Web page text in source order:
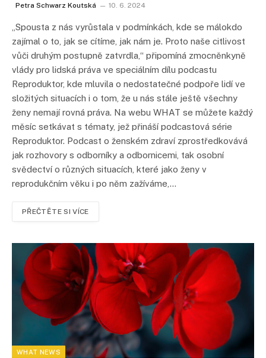
Petra Schwarz Koutská 10. 6. 2024
„Spousta z nás vyrůstala v podmínkách, kde se málokdo
zajímal o to, jak se cítíme, jak nám je. Proto naše citlivost
vůči druhým postupně zatvrdla,“ připomíná zmocněnkyně
vlády pro lidská práva ve speciálním dílu podcastu
Reproduktor, kde mluvila o nedostatečné podpoře lidí ve
složitých situacích i o tom, že u nás stále ještě všechny
ženy nemají rovná práva. Na webu WHAT se můžete každý
měsíc setkávat s tématy, jež přináší podcastová série
Reproduktor. Podcast o ženském zdraví zprostředkovává
jak rozhovory s odborníky a odbornicemi, tak osobní
svědectví o různých situacích, které jako ženy v
reprodukčním věku i po něm zažíváme,…
PŘEČTĚTE SI VÍCE
WHAT NEWS